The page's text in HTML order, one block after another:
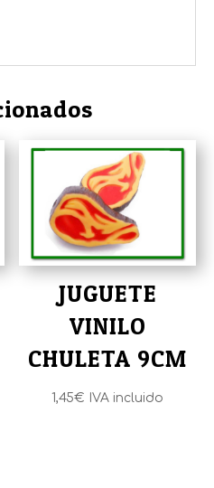
JUGUETE
VINILO
CHULETA 9CM
1,45€ IVA incluido